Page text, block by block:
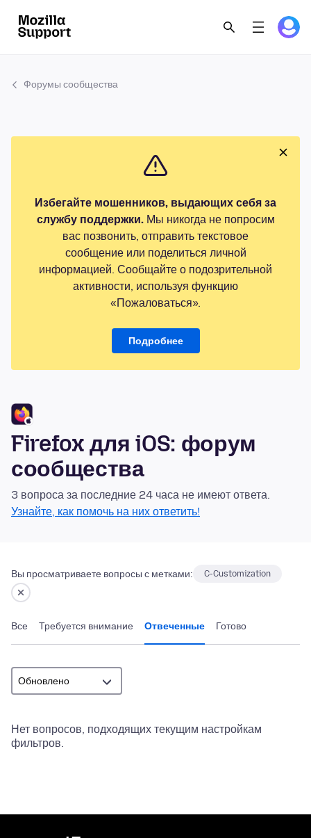
Форумы сообщества
Избегайте мошенников, выдающих себя за
службу поддержки.Мы никогда не попросим
вас позвонить, отправить текстовое
сообщение или поделиться личной
информацией. Сообщайте о подозрительной
активности, используя функцию
«Пожаловаться».
Подробнее
Firefox для iOS: форум
сообщества
3 вопроса за последние 24 часа не имеют ответа.
Узнайте, как помочь на них ответить!
Вы просматриваете вопросы с метками: C-Customization
Все Требуется внимание Отвеченные Готово
Нет вопросов, подходящих текущим настройкам
фильтров.